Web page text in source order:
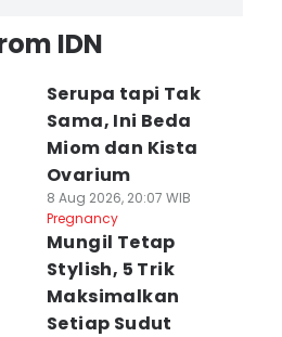
IDN
Serupa tapi Tak
Sama, Ini Beda
Miom dan Kista
Ovarium
8 Aug 2026, 20:07 WIB
Pregnancy
Mungil Tetap
Stylish, 5 Trik
Maksimalkan
Setiap Sudut